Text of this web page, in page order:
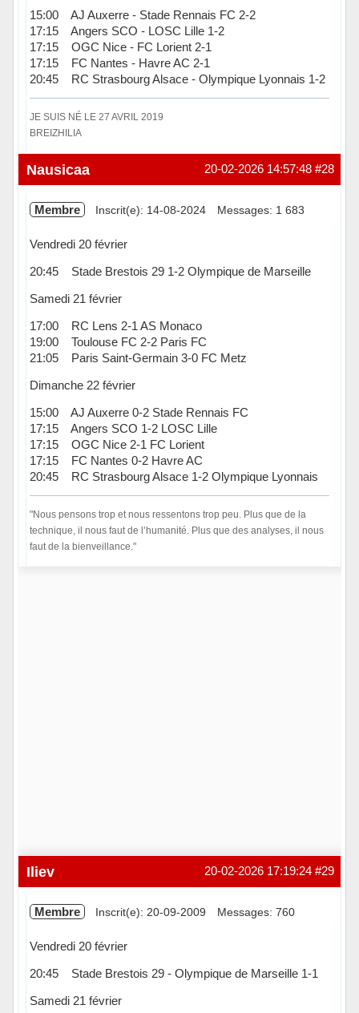
15:00 AJ Auxerre - Stade Rennais FC 2-2
17:15 Angers SCO - LOSC Lille 1-2
17:15 OGC Nice - FC Lorient 2-1
17:15 FC Nantes - Havre AC 2-1
20:45 RC Strasbourg Alsace - Olympique Lyonnais 1-2
JE SUIS NÉ LE 27 AVRIL 2019
BREIZHILIA
Hors ligne #28
20-02-2026 14:57:48
Nausicaa
Membre Inscrit(e): 14-08-2024 Messages: 1 683
Vendredi 20 février
20:45 Stade Brestois 29 1-2 Olympique de Marseille
Samedi 21 février
17:00 RC Lens 2-1 AS Monaco
19:00 Toulouse FC 2-2 Paris FC
21:05 Paris Saint-Germain 3-0 FC Metz
Dimanche 22 février
15:00 AJ Auxerre 0-2 Stade Rennais FC
17:15 Angers SCO 1-2 LOSC Lille
17:15 OGC Nice 2-1 FC Lorient
17:15 FC Nantes 0-2 Havre AC
20:45 RC Strasbourg Alsace 1-2 Olympique Lyonnais
"Nous pensons trop et nous ressentons trop peu. Plus que de la
technique, il nous faut de l’humanité. Plus que des analyses, il nous
faut de la bienveillance."
#29
20-02-2026 17:19:24
Iliev
Membre Inscrit(e): 20-09-2009 Messages: 760
Vendredi 20 février
20:45 Stade Brestois 29 - Olympique de Marseille 1-1
Samedi 21 février